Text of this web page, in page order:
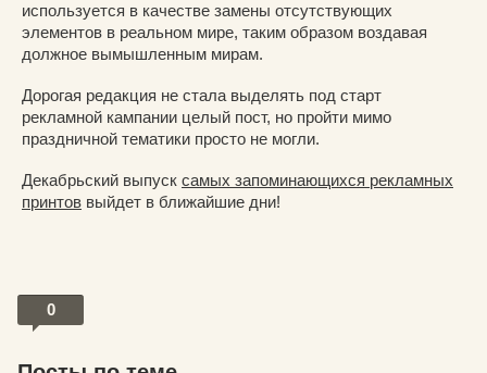
используется в качестве замены отсутствующих
элементов в реальном мире, таким образом воздавая
должное вымышленным мирам.
Дорогая редакция не стала выделять под старт
рекламной кампании целый пост, но пройти мимо
праздничной тематики просто не могли.
Декабрьский выпуск самых запоминающихся рекламных
принтов выйдет в ближайшие дни!
0